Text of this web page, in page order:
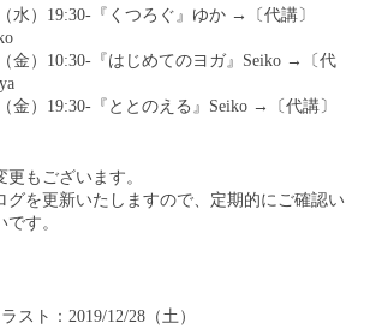
水）19:30-『くつろぐ』ゆか →〔代講〕
金）10:30-『はじめてのヨガ』Seiko →〔代
金）19:30-『ととのえる』Seiko →〔代講〕
もございます。
グを更新いたしますので、定期的にご確認い
す。
スト：2019/12/28（土）